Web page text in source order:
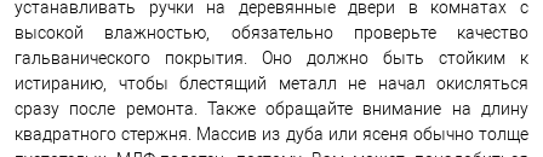
устанавливать ручки на деревянные двери в комнатах с
высокой влажностью, обязательно проверьте качество
гальванического покрытия. Оно должно быть стойким к
истиранию, чтобы блестящий металл не начал окисляться
сразу после ремонта. Также обращайте внимание на длину
квадратного стержня. Массив из дуба или ясеня обычно толще